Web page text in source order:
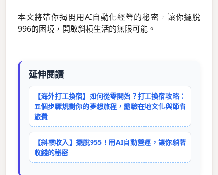
本文將帶你揭開用AI自動化經營的秘密，讓你擺脫
996的困境，開啟斜槓生活的無限可能。
延伸閱讀
【海外打工換宿】如何從零開始？打工換宿攻略：
五個步驟規劃你的夢想旅程，體驗在地文化與節省
旅費
【斜槓收入】擺脫955！用AI自動營運，讓你躺著
收錢的秘密